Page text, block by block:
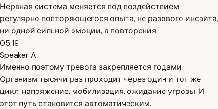
Нервная система меняется под воздействием
регулярно повторяющегося опыта, не разового инсайта,
ни одной сильной эмоции, а повторения.
05:19
Speaker A
Именно поэтому тревога закрепляется годами.
Организм тысячи раз проходит через один и тот же
цикл: напряжение, мобилизация, ожидание угрозы. И
этот путь становится автоматическим.